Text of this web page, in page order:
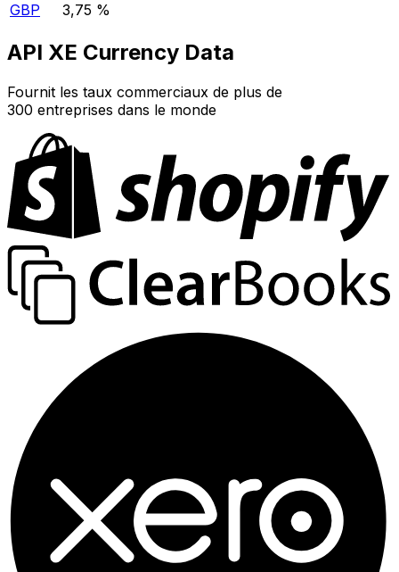
GBP
3,75 %
API XE Currency Data
Fournit les taux commerciaux de plus de
300 entreprises dans le monde